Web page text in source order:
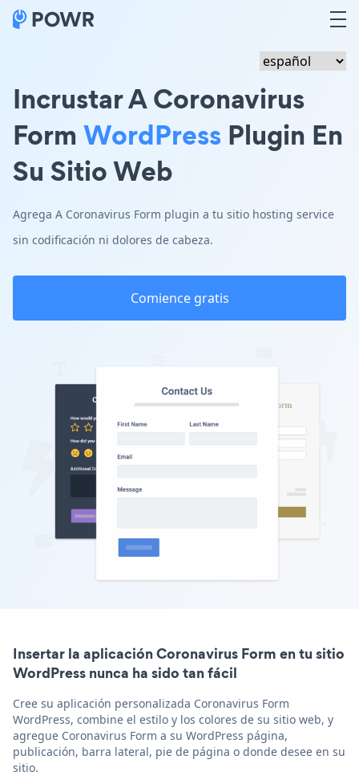
Incrustar A Coronavirus
Form WordPress Plugin En
Su Sitio Web
Agrega A Coronavirus Form plugin a tu sitio hosting service
sin codificación ni dolores de cabeza.
Comience gratis
Insertar la aplicación Coronavirus Form en tu sitio
WordPress nunca ha sido tan fácil
Cree su aplicación personalizada Coronavirus Form
WordPress, combine el estilo y los colores de su sitio web, y
agregue Coronavirus Form a su WordPress página,
publicación, barra lateral, pie de página o donde desee en su
sitio.